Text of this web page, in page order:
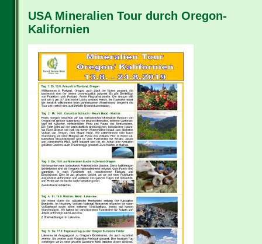
Kontakt
USA Mineralien Tour durch Oregon-
Kalifornien